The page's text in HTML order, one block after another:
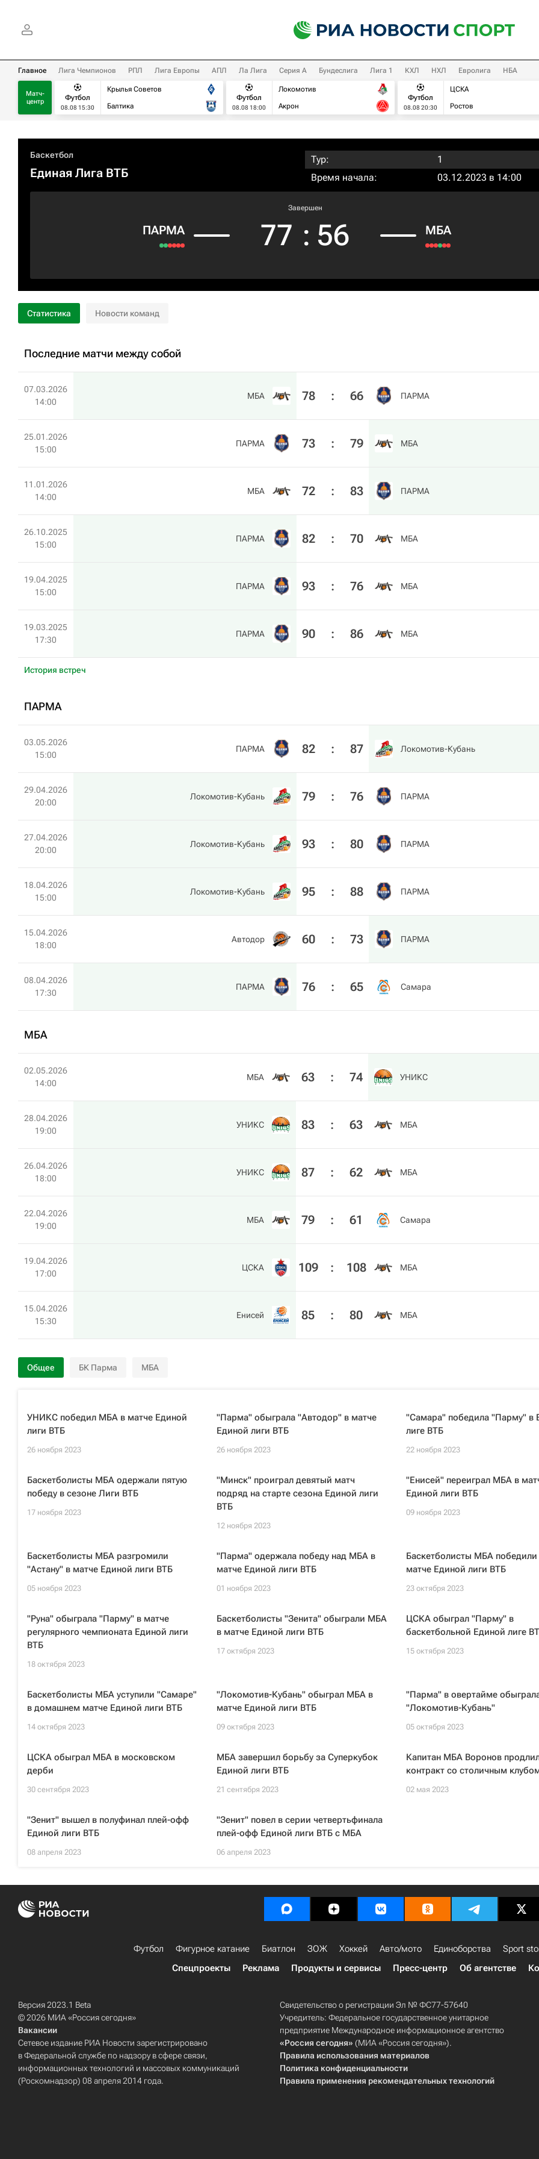
Главное Лига Чемпионов РПЛ Лига Европы АПЛ Ла Лига Серия А Бундеслига Лига 1 КХЛ НХЛ Евролига НБА
Матч-
центр
Футбол
08.08 15:30
Крылья Советов
Балтика
Футбол
08.08 18:00
Локомотив
Акрон
Футбол
08.08 20:30
ЦСКА
Ростов
Баскетбол
Единая Лига ВТБ
Тур:
1
Время начала:
03.12.2023 в 14:00
ПАРМА
Завершен
77 : 56 МБА
Статистика Новости команд
Последние матчи между собой
07.03.2026
14:00
МБА 78 : 66 ПАРМА
25.01.2026
15:00
ПАРМА 73 : 79 МБА
11.01.2026
14:00
МБА 72 : 83 ПАРМА
26.10.2025
15:00
ПАРМА 82 : 70 МБА
19.04.2025
15:00
ПАРМА 93 : 76 МБА
19.03.2025
17:30
ПАРМА 90 : 86 МБА
История встреч
ПАРМА
03.05.2026
15:00
ПАРМА 82 : 87 Локомотив-Кубань
29.04.2026
20:00
Локомотив-Кубань 79 : 76 ПАРМА
27.04.2026
20:00
Локомотив-Кубань 93 : 80 ПАРМА
18.04.2026
15:00
Локомотив-Кубань 95 : 88 ПАРМА
15.04.2026
18:00
Автодор 60 : 73 ПАРМА
08.04.2026
17:30
ПАРМА 76 : 65 Самара
МБА
02.05.2026
14:00
МБА 63 : 74 УНИКС
28.04.2026
19:00
УНИКС 83 : 63 МБА
26.04.2026
18:00
УНИКС 87 : 62 МБА
22.04.2026
19:00
МБА 79 : 61 Самара
19.04.2026
17:00
ЦСКА 109 : 108 МБА
15.04.2026
15:30
Енисей 85 : 80 МБА
Общее БК Парма МБА
УНИКС победил МБА в матче Единой
лиги ВТБ
26 ноября 2023
"Парма" обыграла "Автодор" в матче
Единой лиги ВТБ
26 ноября 2023
"Самара" победила "Парму" в
лиге ВТБ
22 ноября 2023
Баскетболисты МБА одержали пятую
победу в сезоне Лиги ВТБ
17 ноября 2023
"Минск" проиграл девятый матч
подряд на старте сезона Единой лиги
ВТБ
12 ноября 2023
"Енисей" переиграл МБА в
Единой лиги ВТБ
09 ноября 2023
Баскетболисты МБА разгромили
"Астану" в матче Единой лиги ВТБ
05 ноября 2023
"Парма" одержала победу над МБА в
матче Единой лиги ВТБ
01 ноября 2023
Баскетболисты МБА победили
матче Единой лиги ВТБ
23 октября 2023
"Руна" обыграла "Парму" в матче
регулярного чемпионата Единой лиги
ВТБ
18 октября 2023
Баскетболисты "Зенита" обыграли МБА
в матче Единой лиги ВТБ
17 октября 2023
ЦСКА обыграл "Парму" в
баскетбольной Единой лиге
15 октября 2023
Баскетболисты МБА уступили "Самаре"
в домашнем матче Единой лиги ВТБ
14 октября 2023
"Локомотив-Кубань" обыграл МБА в
матче Единой лиги ВТБ
09 октября 2023
"Парма" в овертайме
"Локомотив-Кубань"
05 октября 2023
ЦСКА обыграл МБА в московском
дерби
30 сентября 2023
МБА завершил борьбу за Суперкубок
Единой лиги ВТБ
21 сентября 2023
Капитан МБА Воронов
контракт со столичным
02 мая 2023
"Зенит" вышел в полуфинал плей-офф
Единой лиги ВТБ
08 апреля 2023
"Зенит" повел в серии четвертьфинала
плей-офф Единой лиги ВТБ с МБА
06 апреля 2023
Футбол Фигурное катание Биатлон ЗОЖ Хоккей Авто/мото Единоборства Sport
Спецпроекты
Реклама Продукты и сервисы Пресс-центр Об агентстве
Версия 2023.1 Beta
© 2026 МИА «Россия сегодня»
Вакансии
Сетевое издание РИА Новости зарегистрировано
в Федеральной службе по надзору в сфере связи,
информационных технологий и массовых коммуникаций
(Роскомнадзор) 08 апреля 2014 года.
Свидетельство о регистрации Эл № ФС77-57640
Учредитель: Федеральное государственное унитарное
предприятие Международное информационное агентство
«Россия сегодня» (МИА «Россия сегодня»).
Правила использования материалов
Политика конфиденциальности
Правила применения рекомендательных технологий